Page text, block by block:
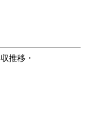
推移・